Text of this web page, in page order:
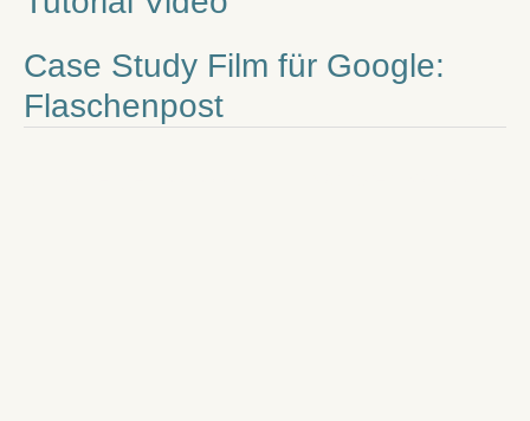
Case Study Film für Google:
Flaschenpost